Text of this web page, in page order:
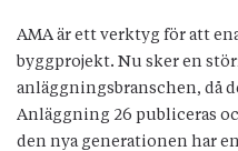
AMA är ett verktyg för att
byggprojekt. Nu sker en
anläggningsbranschen, då
Anläggning 26 publiceras
den nya generationen har